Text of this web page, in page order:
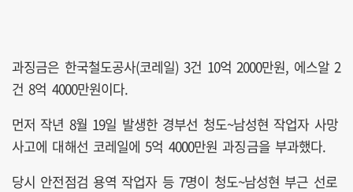
과징금은 한국철도공사(코레일) 3건 10억 2000만원, 에스알 2
건 8억 4000만원이다.
먼저 작년 8월 19일 발생한 경부선 청도~남성현 작업자 사망
사고에 대해선 코레일에 5억 4000만원 과징금을 부과했다.
당시 안전점검 용역 작업자 등 7명이 청도~남성현 부근 선로